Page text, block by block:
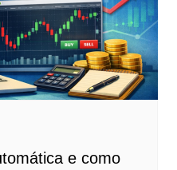
e como